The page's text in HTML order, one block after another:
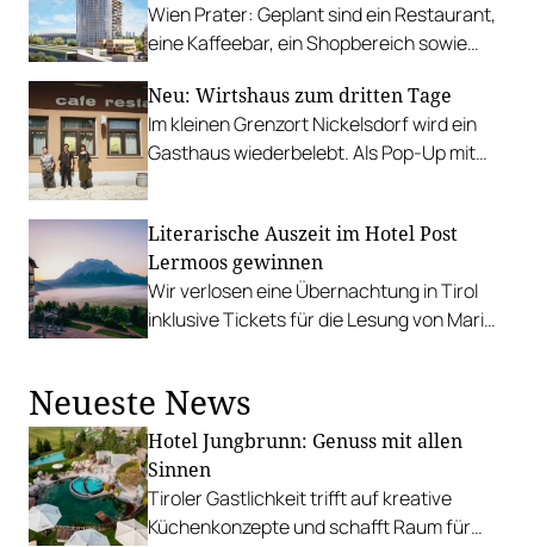
Wien Prater: Geplant sind ein Restaurant,
eine Kaffeebar, ein Shopbereich sowie
Terrasse.
Neu: Wirtshaus zum dritten Tage
Im kleinen Grenzort Nickelsdorf wird ein
Gasthaus wiederbelebt. Als Pop-Up mit
Literarische Auszeit im Hotel Post
Lermoos gewinnen
Wir verlosen eine Übernachtung in Tirol
inklusive Tickets für die Lesung von Maria
Neueste News
Hotel Jungbrunn: Genuss mit allen
Sinnen
Tiroler Gastlichkeit trifft auf kreative
Küchenkonzepte und schafft Raum für